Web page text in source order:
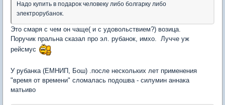
Надо купить в подарок человеку либо болгарку либо
электрорубанок.
Это смаря с чем он чаще( и с удовольствием?) возица.
Поручик пральна сказал про эл. рубанок, имхо. Лучче уж
рейсмус
У рубанка (ЕМНИП, Бош) .после нескольких лет применения
"время от времени" сломалась подошва - силумин аннака
матьиво